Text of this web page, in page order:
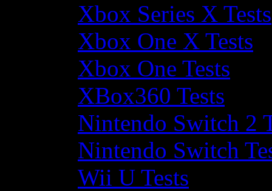
Xbox Series X Tests
Xbox One X Tests
Xbox One Tests
XBox360 Tests
Nintendo Switch 2
Nintendo Switch
Wii U Tests